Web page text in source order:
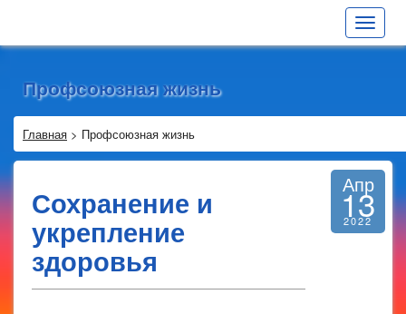
Toggle
Профсоюзная жизнь
Главная > Профсоюзная жизнь
Сохранение и
укрепление
здоровья
Апр
13
2022